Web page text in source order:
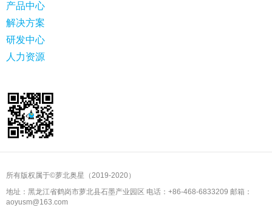
产品中心
解决方案
研发中心
人力资源
所有版权属于©萝北奥星（2019-2020）
地址：黑龙江省鹤岗市萝北县石墨产业园区 电话：+86-468-6833209 邮箱：
aoyusm@163.com